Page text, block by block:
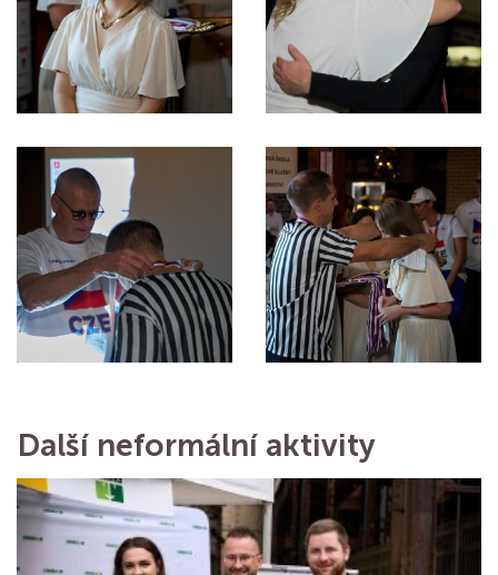
Další neformální aktivity